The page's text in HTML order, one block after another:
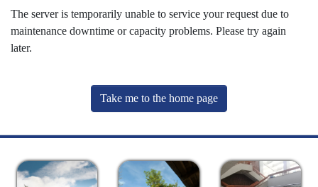
The server is temporarily unable to service your request due to
maintenance downtime or capacity problems. Please try again
later.
Take me to the home page